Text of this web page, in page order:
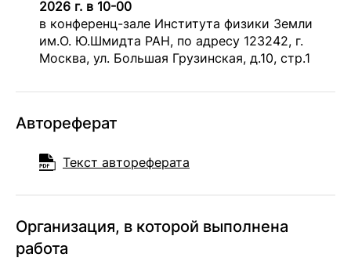
2026 г. в 10-00
в конференц-зале Института физики Земли
им.О. Ю.Шмидта РАН, по адресу 123242, г.
Москва, ул. Большая Грузинская, д.10, стр.1
Автореферат
Текст автореферата
Организация, в которой выполнена
работа